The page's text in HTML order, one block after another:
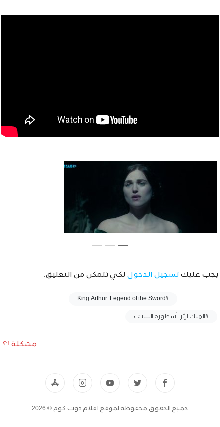
يجب عليك تسجيل الدخول لكي تتمكن من التعليق.
#King Arthur: Legend of the Sword
#الملك آرثر: أسطورة السيف
مشكلة !؟
جميع الحقوق محفوظة لموقع افلام دوت كوم © 2026